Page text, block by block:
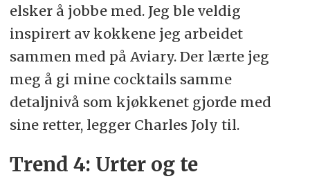
elsker å jobbe med. Jeg ble veldig
inspirert av kokkene jeg arbeidet
sammen med på Aviary. Der lærte jeg
meg å gi mine cocktails samme
detaljnivå som kjøkkenet gjorde med
sine retter, legger Charles Joly til.
Trend 4: Urter og te